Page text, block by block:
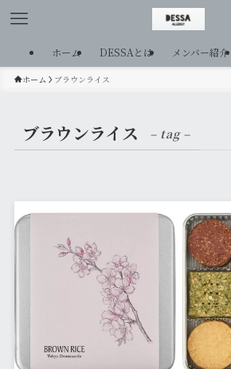
ホーム DESSAとは メンバー紹介
ホーム ブラウンライス
ブラウンライス – tag –